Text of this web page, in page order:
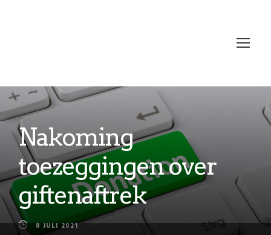
Nakoming
toezeggingen over
giftenaftrek
8 JULI 2021